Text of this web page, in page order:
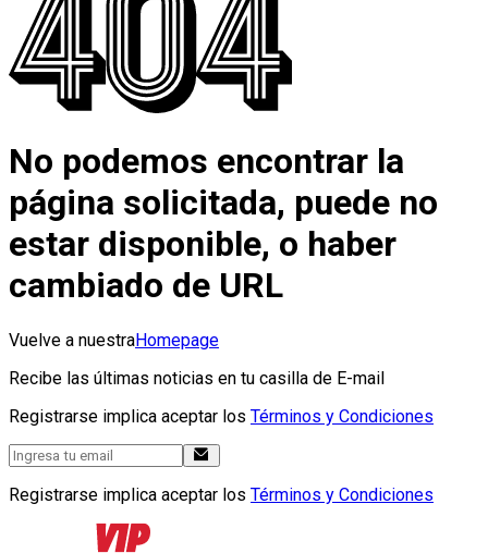
No podemos encontrar la
página solicitada, puede no
estar disponible, o haber
cambiado de URL
Vuelve a nuestraHomepage
Recibe las últimas noticias en tu casilla de E-mail
Registrarse implica aceptar los Términos y Condiciones
Registrarse implica aceptar los Términos y Condiciones